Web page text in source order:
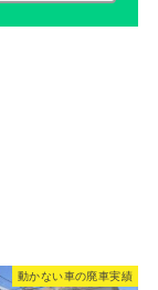
動かない車の廃車実績